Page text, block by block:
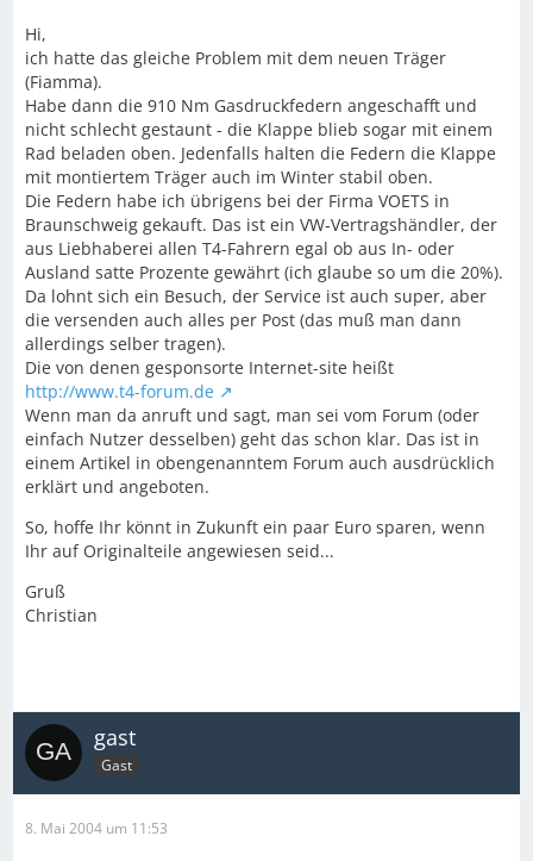
Hi,
ich hatte das gleiche Problem mit dem neuen Träger
(Fiamma).
Habe dann die 910 Nm Gasdruckfedern angeschafft und
nicht schlecht gestaunt - die Klappe blieb sogar mit einem
Rad beladen oben. Jedenfalls halten die Federn die Klappe
mit montiertem Träger auch im Winter stabil oben.
Die Federn habe ich übrigens bei der Firma VOETS in
Braunschweig gekauft. Das ist ein VW-Vertragshändler, der
aus Liebhaberei allen T4-Fahrern egal ob aus In- oder
Ausland satte Prozente gewährt (ich glaube so um die 20%).
Da lohnt sich ein Besuch, der Service ist auch super, aber
die versenden auch alles per Post (das muß man dann
allerdings selber tragen).
Die von denen gesponsorte Internet-site heißt
http://www.t4-forum.de
Wenn man da anruft und sagt, man sei vom Forum (oder
einfach Nutzer desselben) geht das schon klar. Das ist in
einem Artikel in obengenanntem Forum auch ausdrücklich
erklärt und angeboten.
So, hoffe Ihr könnt in Zukunft ein paar Euro sparen, wenn
Ihr auf Originalteile angewiesen seid...
Gruß
Christian
gast
Gast
8. Mai 2004 um 11:53